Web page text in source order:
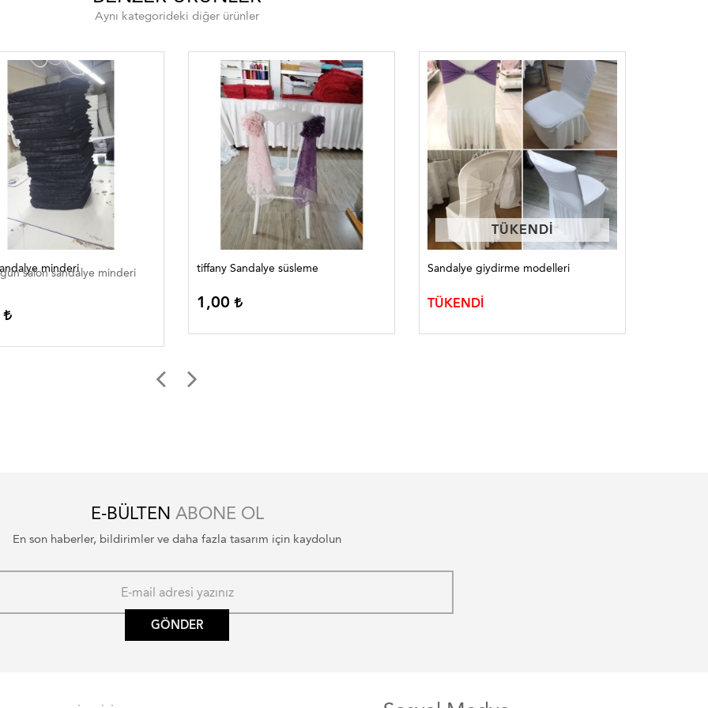
Aynı kategorideki diğer ürünler
minderi
salon sandalye minderi tiffany Sandalye süsleme
1,00
TÜKENDI
TÜKENDI
Sandalye giydirme modelleri
TÜKENDİ
E-BÜLTEN ABONE OL
En son haberler, bildirimler ve daha fazla tasarım için kaydolun
GÖNDER